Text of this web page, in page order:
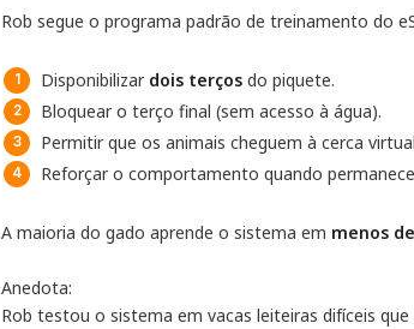
Rob segue o programa padrão de treinamento do
Disponibilizar dois terços do piquete.
Bloquear o terço final (sem acesso à água).
Permitir que os animais cheguem à cerca
Reforçar o comportamento quando
A maioria do gado aprende o sistema em menos
Anedota:
Rob testou o sistema em vacas leiteiras difíceis